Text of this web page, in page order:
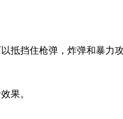
抵挡住枪弹，炸弹和暴力攻
果。